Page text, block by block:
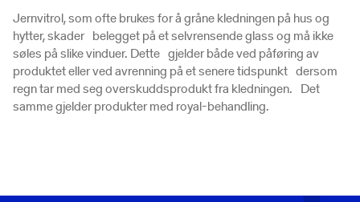
Jernvitrol, som ofte brukes for å gråne kledningen på hus og
hytter, skader belegget på et selvrensende glass og må ikke
søles på slike vinduer. Dette gjelder både ved påføring av
produktet eller ved avrenning på et senere tidspunkt dersom
regn tar med seg overskuddsprodukt fra kledningen. Det
samme gjelder produkter med royal-behandling.